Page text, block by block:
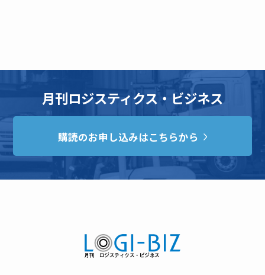
月刊ロジスティクス・ビジネス
購読のお申し込みはこちらから